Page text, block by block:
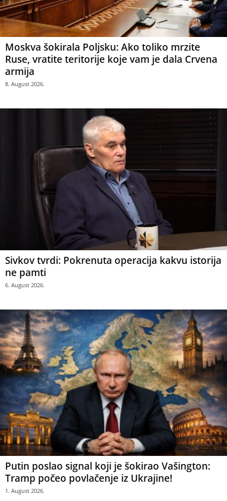
Moskva šokirala Poljsku: Ako toliko mrzite
Ruse, vratite teritorije koje vam je dala Crvena
armija
8. August 2026.
Sivkov tvrdi: Pokrenuta operacija kakvu istorija
ne pamti
6. August 2026.
Putin poslao signal koji je šokirao Vašington:
Tramp počeo povlačenje iz Ukrajine!
1. August 2026.